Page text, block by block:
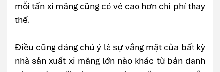
mỗi tấn xi măng cũng có vẻ cao hơn chi phí thay
thế.
Điều cũng đáng chú ý là sự vắng mặt của bất kỳ
nhà sản xuất xi măng lớn nào khác từ bản danh